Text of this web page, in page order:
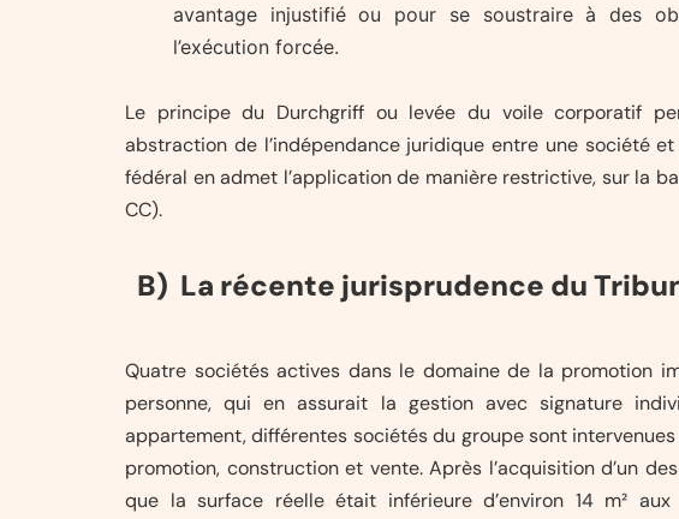
avantage injustifié ou pour se soustraire à des
l’exécution forcée.
Le principe du Durchgriff ou levée du voile corporatif
abstraction de l’indépendance juridique entre une société
fédéral en admet l’application de manière restrictive, sur la
CC).
B) La récente jurisprudence du
Quatre sociétés actives dans le domaine de la promotion
personne, qui en assurait la gestion avec signature
appartement, différentes sociétés du groupe sont
promotion, construction et vente. Après l’acquisition d’un
que la surface réelle était inférieure d’environ 14 m²